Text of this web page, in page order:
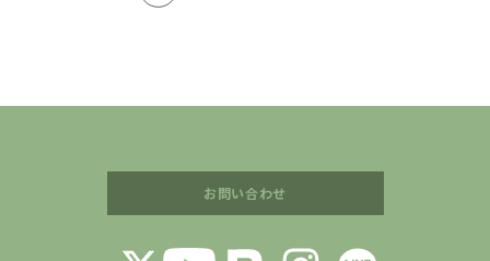
お問い合わせ